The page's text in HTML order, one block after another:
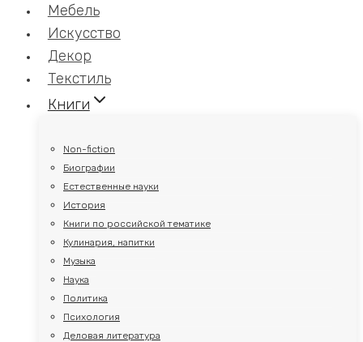
Мебель
Искусство
Декор
Текстиль
Книги
Non-fiction
Биографии
Естественные науки
История
Книги по российской тематике
Кулинария, напитки
Музыка
Наука
Политика
Психология
Деловая литература